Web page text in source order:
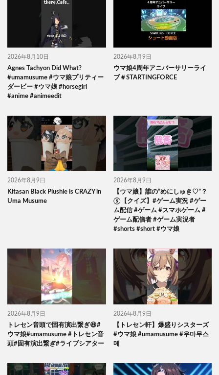
2026年8月10日
Agnes Tachyon Did What?
#umamusume #ウマ娘プリティー
ダービー #ウマ娘 #horsegirl
#anime #animeedit
2026年8月9日
ウマ娘4周年アニバーサリーライ
ブ＃STARTINGFORCE
2026年8月9日
Kitasan Black Plushie is CRAZY in
Uma Musume
2026年8月9日
【ウマ娘】誰の”めにしゅき♡”？
⑤【クイズ】#ゲーム実況 #ゲー
ム配信 #ゲーム #スマホゲーム #
ゲーム配信者 #ゲーム実況者
#shorts #short #ウマ娘
2026年8月9日
トレセン音頭で固有演出繋ぎ😆#
ウマ娘#umamusume #トレセン音
頭#固有演出繋ぎ#ライブシアター
2026年8月9日
【トレセン軒】爆盛りシスターズ
#ウマ娘 #umamusume #우마무스
메